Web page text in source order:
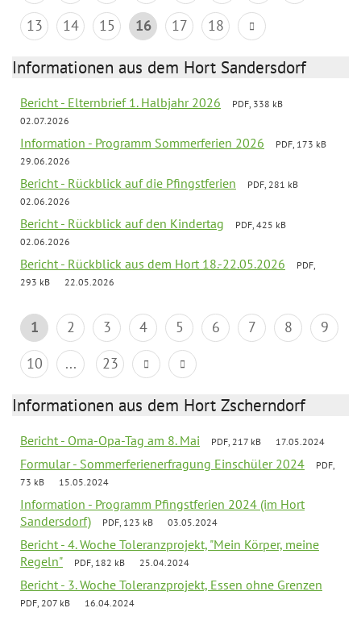
13
14 15 16 17 18
Informationen aus dem Hort Sandersdorf
Bericht - Elternbrief 1. Halbjahr 2026
PDF, 338 kB
02.07.2026
Information - Programm Sommerferien 2026
PDF, 173 kB
29.06.2026
Bericht - Rückblick auf die Pfingstferien
PDF, 281 kB
02.06.2026
Bericht - Rückblick auf den Kindertag
PDF, 425 kB
02.06.2026
Bericht - Rückblick aus dem Hort 18.-22.05.2026
PDF,
293 kB
22.05.2026
1 2 3 4 5 6 7 8
9
10
... 23
Informationen aus dem Hort Zscherndorf
Bericht - Oma-Opa-Tag am 8. Mai PDF, 217 kB 17.05.2024
Formular - Sommerferienerfragung Einschüler 2024
PDF,
73 kB
15.05.2024
Information - Programm Pfingstferien 2024 (im Hort
Sandersdorf)
PDF, 123 kB 03.05.2024
Bericht - 4. Woche Toleranzprojekt, "Mein Körper, meine
Regeln"
PDF, 182 kB 25.04.2024
Bericht - 3. Woche Toleranzprojekt, Essen ohne Grenzen
PDF, 207 kB 16.04.2024